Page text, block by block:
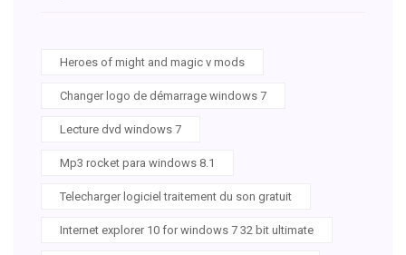
Heroes of might and magic v mods
Changer logo de démarrage windows 7
Lecture dvd windows 7
Mp3 rocket para windows 8.1
Telecharger logiciel traitement du son gratuit
Internet explorer 10 for windows 7 32 bit ultimate